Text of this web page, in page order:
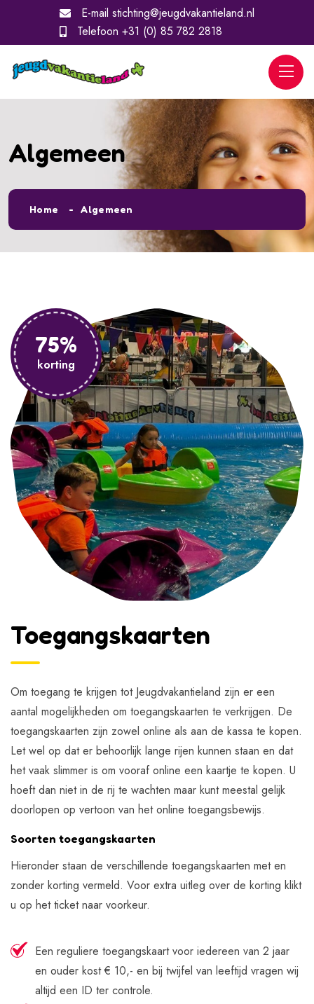
E-mail stichting@jeugdvakantieland.nl
Telefoon +31 (0) 85 782 2818
Algemeen
Home Algemeen
Toegangskaarten
Om toegang te krijgen tot Jeugdvakantieland zijn er een
aantal mogelijkheden om toegangskaarten te verkrijgen. De
toegangskaarten zijn zowel online als aan de kassa te kopen.
Let wel op dat er behoorlijk lange rijen kunnen staan en dat
het vaak slimmer is om vooraf online een kaartje te kopen. U
hoeft dan niet in de rij te wachten maar kunt meestal gelijk
doorlopen op vertoon van het online toegangsbewijs.
Soorten toegangskaarten
Hieronder staan de verschillende toegangskaarten met en
zonder korting vermeld. Voor extra uitleg over de korting klikt
u op het ticket naar voorkeur.
Een reguliere toegangskaart voor iedereen van 2 jaar
en ouder kost € 10,- en bij twijfel van leeftijd vragen wij
altijd een ID ter controle.
75%
korting